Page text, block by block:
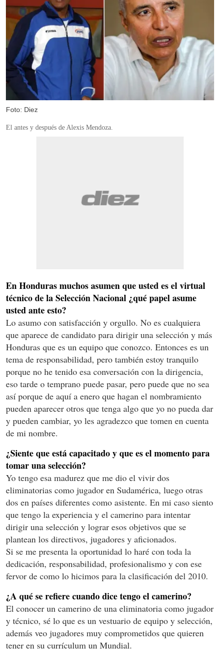
Foto: Diez
El antes y después de Alexis Mendoza.
En Honduras muchos asumen que usted es el virtual
técnico de la Selección Nacional ¿qué papel asume
usted ante esto?
Lo asumo con satisfacción y orgullo. No es cualquiera
que aparece de candidato para dirigir una selección y más
Honduras que es un equipo que conozco. Entonces es un
tema de responsabilidad, pero también estoy tranquilo
porque no he tenido esa conversación con la dirigencia,
eso tarde o temprano puede pasar, pero puede que no sea
así porque de aquí a enero que hagan el nombramiento
pueden aparecer otros que tenga algo que yo no pueda dar
y pueden cambiar, yo les agradezco que tomen en cuenta
de mi nombre.
¿Siente que está capacitado y que es el momento para
tomar una selección?
Yo tengo esa madurez que me dio el vivir dos
eliminatorias como jugador en Sudamérica, luego otras
dos en países diferentes como asistente. En mi caso siento
que tengo la experiencia y el camerino para intentar
dirigir una selección y lograr esos objetivos que se
plantean los directivos, jugadores y aficionados.
Si se me presenta la oportunidad lo haré con toda la
dedicación, responsabilidad, profesionalismo y con ese
fervor de como lo hicimos para la clasificación del 2010.
¿A qué se refiere cuando dice tengo el camerino?
El conocer un camerino de una eliminatoria como jugador
y técnico, sé lo que es un vestuario de equipo y selección,
además veo jugadores muy comprometidos que quieren
tener en su currículum un Mundial.